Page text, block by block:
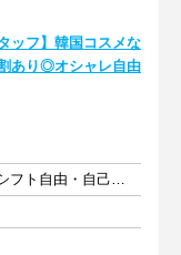
ッフ】韓国コスメな
あり◎オシャレ自由
週2日以上 1日4時間以上 シフト自由・自己申告